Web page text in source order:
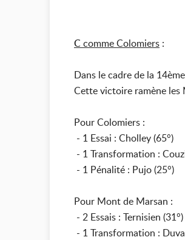
Ccomme Colomiers :
Dans le cadre de la
Cette victoire ramène les
Pour Colomiers :
- 1 Essai : Cholley (65°)
- 1 Transformation :
- 1 Pénalité : Pujo (25°)
Pour Mont de Marsan :
- 2 Essais : Ternisien
- 1 Transformation :